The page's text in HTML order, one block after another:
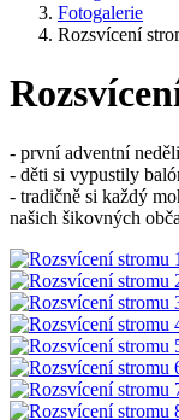
Fotogalerie
Rozsvícení
- první adventní
- děti si vypustily
- tradičně si každý
našich šikovných